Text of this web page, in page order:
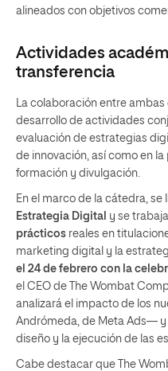
alineados con objetivos
Actividades
transferencia
La colaboración entre
desarrollo de actividades
evaluación de estrategias
de innovación, así como en
formación y divulgación.
En el marco de la cátedra, se
Estrategia Digital y se
prácticos reales en
marketing digital y la
el 24 de febrero con la
el CEO de The Wombat
analizará el impacto de los
Andrómeda, de Meta Ads—
diseño y la ejecución de las
Cabe destacar que The